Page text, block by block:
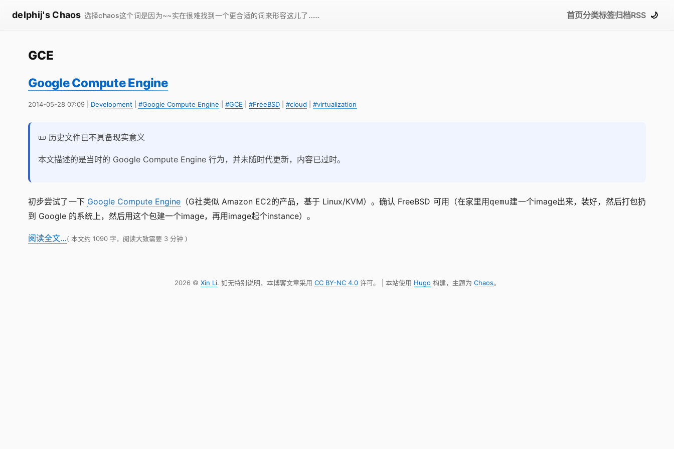
delphij's Chaos 选择chaos这个词是因为~~实在很难找到一个更合适的词来形容这儿了…… 首页分类标签归档RSS 🌙
GCE
Google Compute Engine
2014-05-28 07:09 Development #Google Compute Engine #GCE #FreeBSD #cloud #virtualization
📜 历史文件已不具备现实意义
本文描述的是当时的 Google Compute Engine 行为，并未随时代更新，内容已过时。
初步尝试了一下 Google Compute Engine （G社类似 Amazon EC2的产品，基于 Linux/KVM）。确认 FreeBSD 可用（在家里用 qemu建一个image出来，装好，然后打包扔
到 Google 的系统上，然后用这个包建一个image，再用image起个instance）。
阅读全文…( 本文约 1090 字，阅读大致需要 3 分钟 )
2026 © Xin Li. 如无特别说明，本博客文章采用 CC BY-NC 4.0许可。 | 本站使用 Hugo 构建，主题为 Chaos。